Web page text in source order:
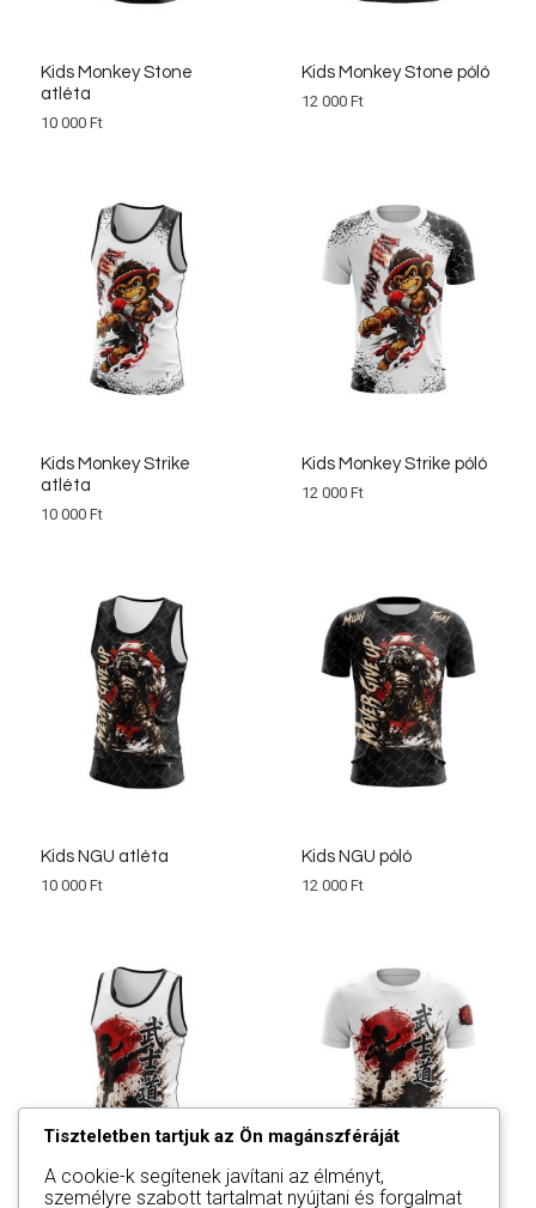
Kids Monkey Stone
atléta
10 000 Ft
Kids Monkey Stone póló
12 000 Ft
Kids Monkey Strike
atléta
10 000 Ft
Kids Monkey Strike póló
12 000 Ft
Kids NGU atléta
10 000 Ft
Kids NGU póló
12 000 Ft
Tiszteletben tartjuk az Ön magánszféráját
A cookie-k segítenek javítani az élményt,
személyre szabott tartalmat nyújtani és forgalmat